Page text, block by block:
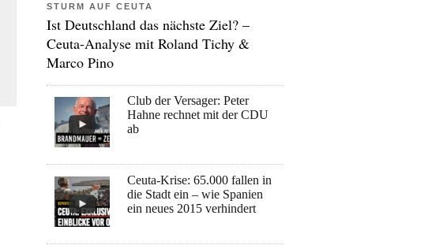
STURM AUF CEUTA
Ist Deutschland das nächste Ziel? –
Ceuta-Analyse mit Roland Tichy &
Marco Pino
Club der Versager: Peter
Hahne rechnet mit der CDU
ab
Ceuta-Krise: 65.000 fallen in
die Stadt ein – wie Spanien
ein neues 2015 verhindert